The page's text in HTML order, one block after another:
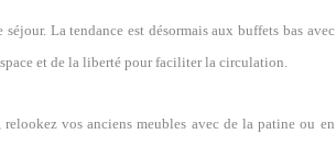
La tendance est désormais aux buffets bas avec
et de la liberté pour faciliter la circulation.
relookez vos anciens meubles avec de la patine ou en